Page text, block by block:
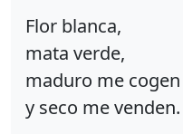
Flor blanca,
mata verde,
maduro me cogen
y seco me venden.